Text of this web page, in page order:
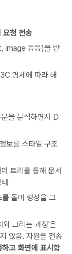
요청 전송
image 등등)을 받
명세에 따라 해
을 분석하면서 D
보를 스타일 구조
트리를 통해 문서
돌며 형상을 그
와 그리는 과정'은
않음. 자원을 전송
고 화면에 표시 함